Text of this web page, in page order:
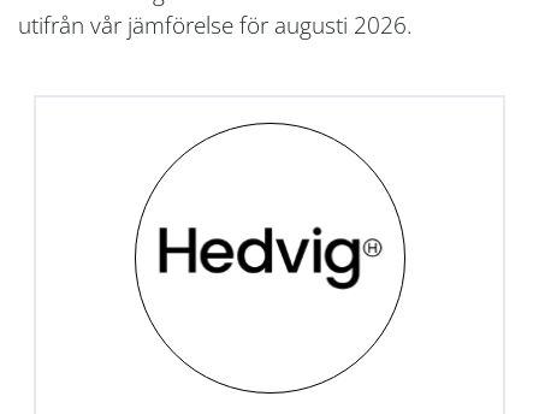
utifrån vår jämförelse för augusti 2026.